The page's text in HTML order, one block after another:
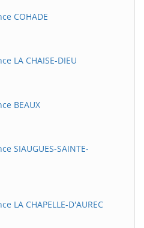
COHADE
LA CHAISE-DIEU
BEAUX
SIAUGUES-SAINTE-
LA CHAPELLE-D'AUREC